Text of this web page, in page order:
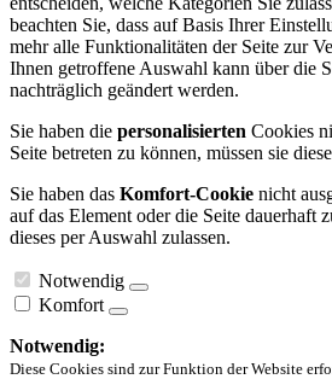
beachten Sie, dass auf Basis Ihrer
mehr alle Funktionalitäten der Seite zur
Ihnen getroffene Auswahl kann über die
nachträglich geändert werden.
Sie haben die personalisierten Cookies
Seite betreten zu können, müssen sie
Sie haben das Komfort-Cookie nicht
auf das Element oder die Seite dauerhaft
dieses per Auswahl zulassen.
Notwendig
Komfort
Notwendig:
Diese Cookies sind zur Funktion der Website